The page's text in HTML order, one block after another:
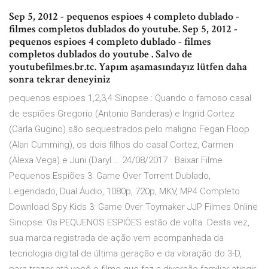
Sep 5, 2012 - pequenos espioes 4 completo dublado -
filmes completos dublados do youtube. Sep 5, 2012 -
pequenos espioes 4 completo dublado - filmes
completos dublados do youtube . Salvo de
youtubefilmes.br.tc. Yapım aşamasındayız lütfen daha
sonra tekrar deneyiniz
pequenos espioes 1,2,3,4 Sinopse : Quando o famoso casal
de espiões Gregorio (Antonio Banderas) e Ingrid Cortez
(Carla Gugino) são sequestrados pelo maligno Fegan Floop
(Alan Cumming), os dois filhos do casal Cortez, Carmen
(Alexa Vega) e Juni (Daryl … 24/08/2017 · Baixar Filme
Pequenos Espiões 3: Game Over Torrent Dublado,
Legendado, Dual Áudio, 1080p, 720p, MKV, MP4 Completo
Download Spy Kids 3: Game Over Toymaker JJP Filmes Online
Sinopse: Os PEQUENOS ESPIÕES estão de volta. Desta vez,
sua marca registrada de ação vem acompanhada da
tecnologia digital de última geração e da vibração do 3-D,